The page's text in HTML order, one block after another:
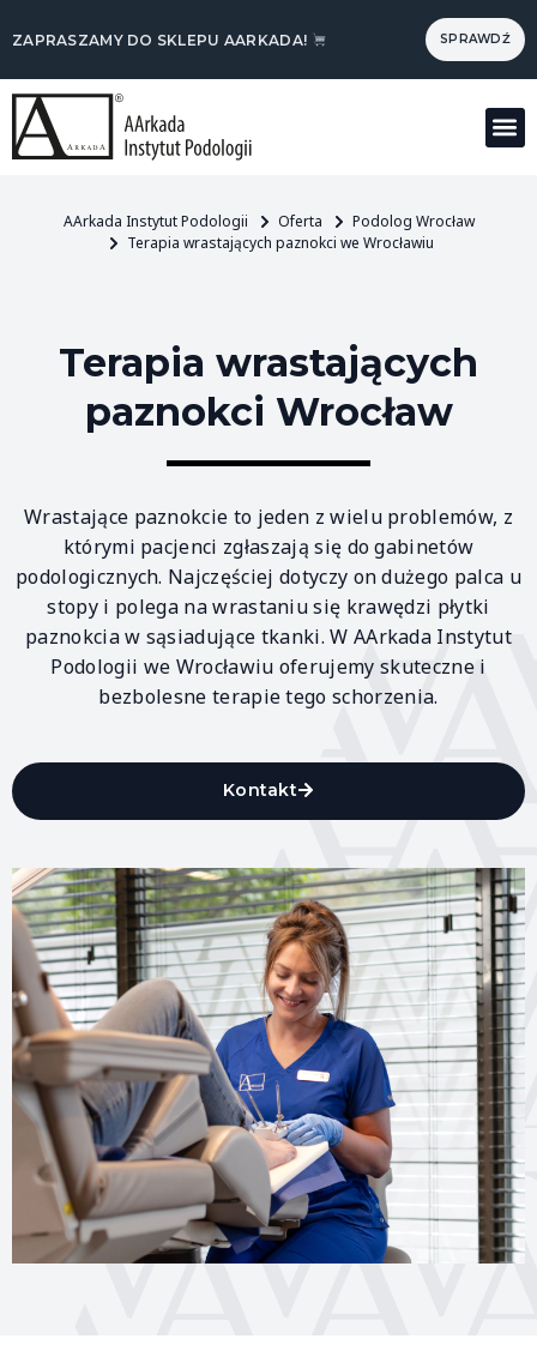
ZAPRASZAMY DO SKLEPU AARKADA! SPRAWDŹ
AArkada Instytut Podologii Oferta
Podolog Wrocław
Terapia wrastających paznokci we Wrocławiu
Terapia wrastających
paznokci Wrocław
Wrastające paznokcie to jeden z wielu problemów, z
którymi pacjenci zgłaszają się do gabinetów
podologicznych. Najczęściej dotyczy on dużego palca u
stopy i polega na wrastaniu się krawędzi płytki
paznokcia w sąsiadujące tkanki. W AArkada Instytut
Podologii we Wrocławiu oferujemy skuteczne i
bezbolesne terapie tego schorzenia.
Kontakt